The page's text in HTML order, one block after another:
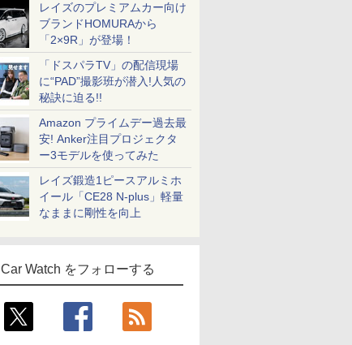
レイズのプレミアムカー向け
ブランドHOMURAから
「2×9R」が登場！
「ドスパラTV」の配信現場
に“PAD”撮影班が潜入!人気の
秘訣に迫る!!
Amazon プライムデー過去最
安! Anker注目プロジェクタ
ー3モデルを使ってみた
レイズ鍛造1ピースアルミホ
イール「CE28 N-plus」軽量
なままに剛性を向上
Car Watch をフォローする